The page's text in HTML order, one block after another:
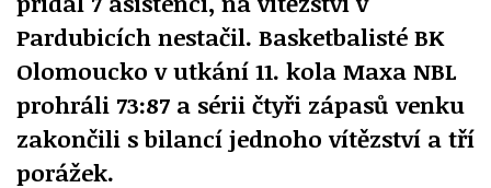
Pardubicích nestačil. Basketbalisté BK
Olomoucko v utkání 11. kola Maxa NBL
prohráli 73:87 a sérii čtyři zápasů venku
zakončili s bilancí jednoho vítězství a tří
porážek.